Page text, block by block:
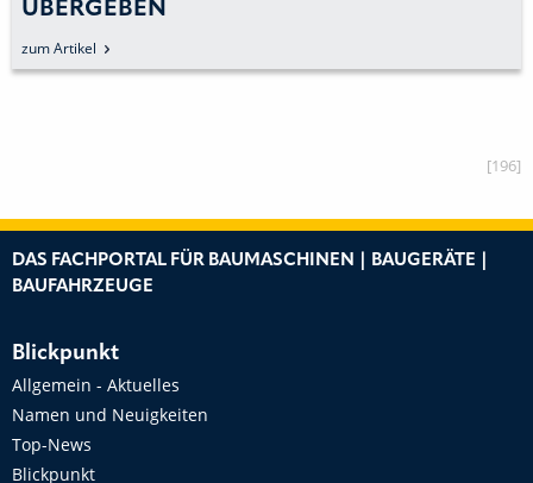
ÜBERGEBEN
zum Artikel
[196]
DAS FACHPORTAL FÜR BAUMASCHINEN | BAUGERÄTE |
BAUFAHRZEUGE
Blickpunkt
Allgemein - Aktuelles
Namen und Neuigkeiten
Top-News
Blickpunkt